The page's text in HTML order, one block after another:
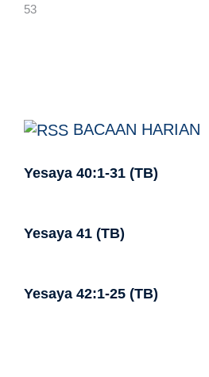
53
BACAAN HARIAN
Yesaya 40:1-31 (TB)
Yesaya 41 (TB)
Yesaya 42:1-25 (TB)